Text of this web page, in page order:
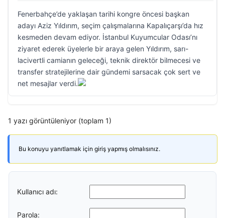
Fenerbahçe’de yaklaşan tarihi kongre öncesi başkan
adayı Aziz Yıldırım, seçim çalışmalarına Kapalıçarşı’da hız
kesmeden devam ediyor. İstanbul Kuyumcular Odası’nı
ziyaret ederek üyelerle bir araya gelen Yıldırım, sarı-
lacivertli camianın geleceği, teknik direktör bilmecesi ve
transfer stratejilerine dair gündemi sarsacak çok sert ve
net mesajlar verdi.
1 yazı görüntüleniyor (toplam 1)
Bu konuyu yanıtlamak için giriş yapmış olmalısınız.
Kullanıcı adı:
Parola: